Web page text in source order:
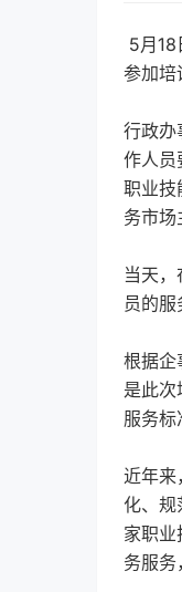
5月18
参加培
行政办
作人员
职业技
务市场
当天
员的
根据企
是此次
服务标
近年来
化、规
家职
务服务